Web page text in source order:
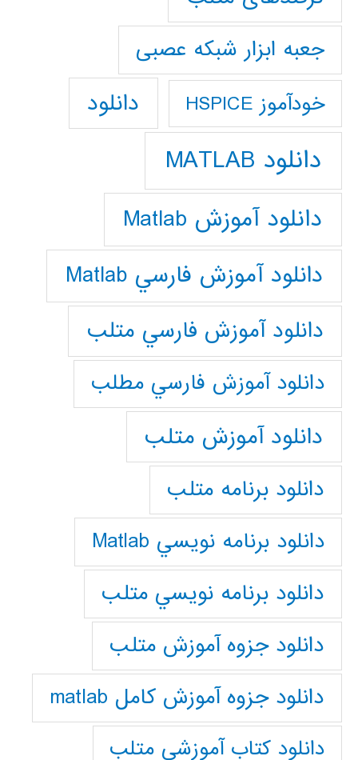
جعبه ابزار شبکه عصبی
خودآموز HSPICE دانلود
دانلود MATLAB
دانلود آموزش Matlab
دانلود آموزش فارسي Matlab
دانلود آموزش فارسي متلب
دانلود آموزش فارسي مطلب
دانلود آموزش متلب
دانلود برنامه متلب
دانلود برنامه نويسي Matlab
دانلود برنامه نويسي متلب
دانلود جزوه آموزش متلب
دانلود جزوه آموزش کامل matlab
دانلود كتاب آموزشي متلب